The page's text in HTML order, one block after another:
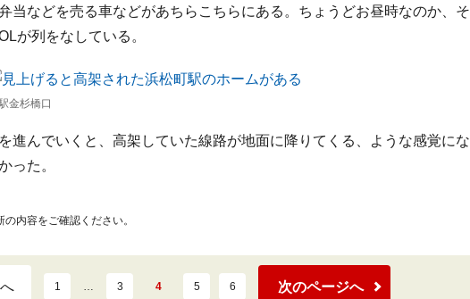
当などを売る車などがあちらこちらにある。ちょうどお昼時なのか、そ
が列をなしている。
金杉橋口
進んでいくと、高架していた線路が地面に降りてくる、ような感覚にな
った。
内容をご確認ください。
1 … 3 4 5 6 次のページへ